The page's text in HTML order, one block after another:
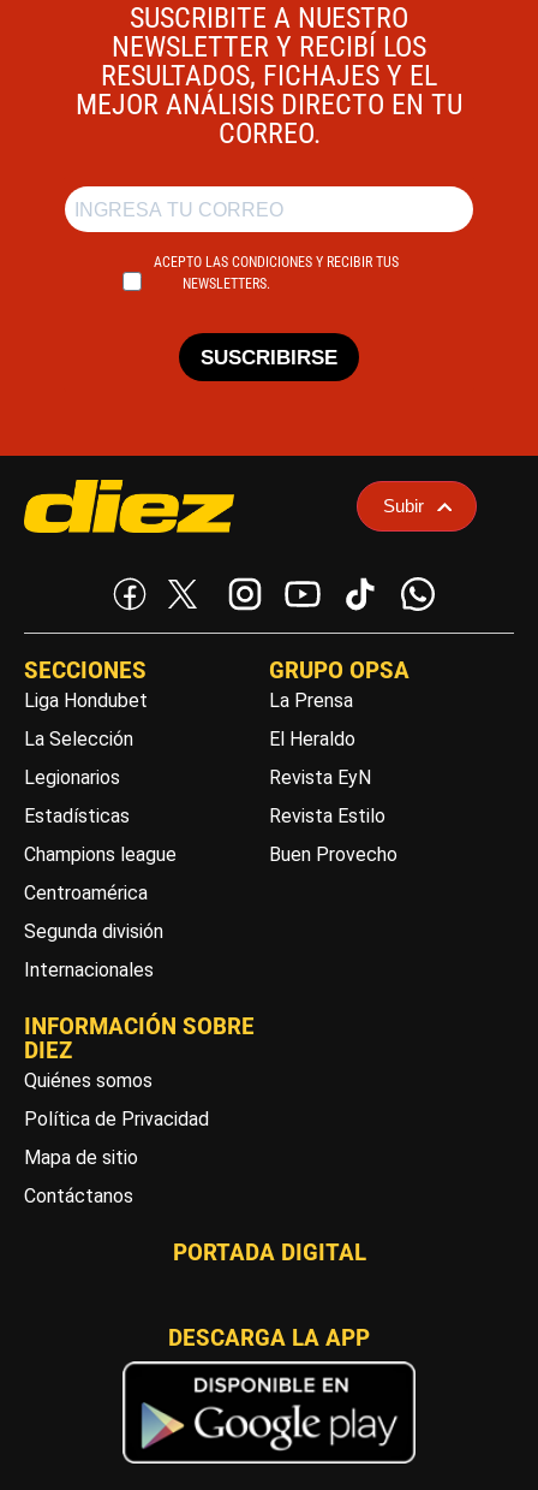
SUSCRIBITE A NUESTRO
NEWSLETTER Y RECIBÍ LOS
RESULTADOS, FICHAJES Y EL
MEJOR ANÁLISIS DIRECTO EN TU
CORREO.
ACEPTO LAS CONDICIONES Y RECIBIR TUS
NEWSLETTERS.
SUSCRIBIRSE
Subir
SECCIONES
Liga Hondubet
La Selección
Legionarios
Estadísticas
Champions league
Centroamérica
Segunda división
Internacionales
GRUPO OPSA
La Prensa
El Heraldo
Revista EyN
Revista Estilo
Buen Provecho
INFORMACIÓN SOBRE
DIEZ
Quiénes somos
Política de Privacidad
Mapa de sitio
Contáctanos
PORTADA DIGITAL
DESCARGA LA APP